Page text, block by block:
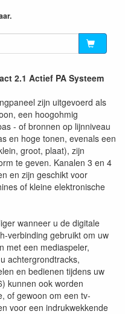
2.1 Actief PA Systeem
zijn uitgevoerd als
een hoogohmig
- of bronnen op lijnniveau
en hoge tonen, evenals een
groot, plaat), zijn
te geven. Kanalen 3 en 4
en zijn geschikt voor
of kleine elektronische
wanneer u de digitale
verbinding gebruikt om uw
met een mediaspeler,
achtergrondtracks,
en bedienen tijdens uw
kunnen ook worden
of gewoon om een tv-
voor een indrukwekkende